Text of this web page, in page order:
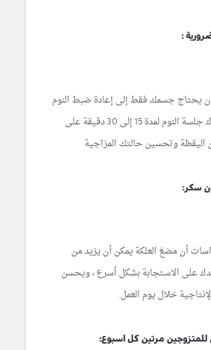
:
يحتاج جسمك فقط إلى إعادة ضبط النوم.
يمكن أن تساعدك جلسة النوم لمدة 15 إلى 30 دقيقة على
اليقظة وتحسين حالتك المزاجية
سكر:
أن مضغ العلكة يمكن أن يزيد من
على الاستجابة بشكل أسرع ، ويحسن
خلال يوم العمل.
مرتين كل اسبوع: